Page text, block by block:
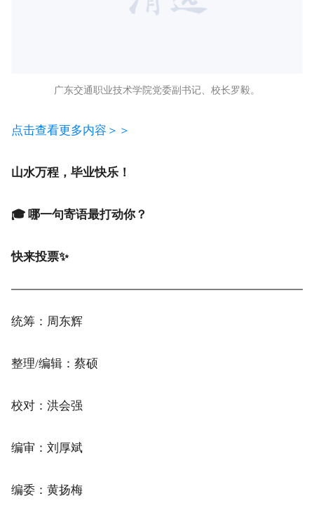
广东交通职业技术学院党委副书记、校长罗毅。
点击查看更多内容＞＞
山水万程，毕业快乐！
🎓 哪一句寄语最打动你？
统筹：周东辉
整理/编辑：蔡硕
校对：洪会强